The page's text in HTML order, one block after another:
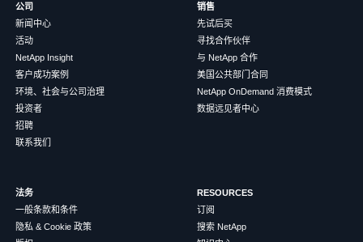
公司
新闻中心
活动
NetApp Insight
客户成功案例
环境、社会与公司治理
投资者
招聘
联系我们
销售
先试后买
寻找合作伙伴
与 NetApp 合作
美国公共部门合同
NetApp OnDemand 消费模式
数据远见者中心
法务
一般条款和条件
隐私 & Cookie 政策
RESOURCES
订阅
搜索 NetApp